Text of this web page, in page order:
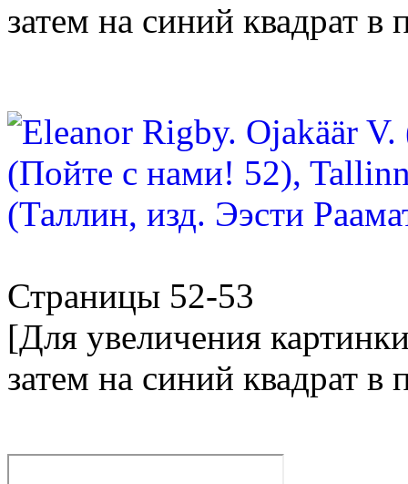
затем на синий квадрат
Страницы 52-53
[Для увеличения
затем на синий квадрат